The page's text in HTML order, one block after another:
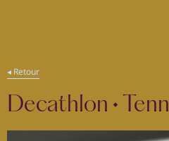
◂ Retour
Decathlon •